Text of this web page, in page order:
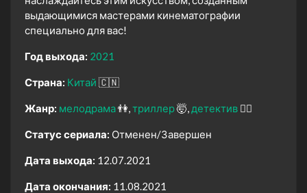
выдающимися мастерами кинематографии
специально для вас!
Год выхода: 2021
Страна: Китай 🇨🇳
Жанр: мелодрама👫 триллер🤯 детектив 🕵️‍♂️
Статус сериала: Отменен/Завершен
Дата выхода: 12.07.2021
Дата окончания: 11.08.2021